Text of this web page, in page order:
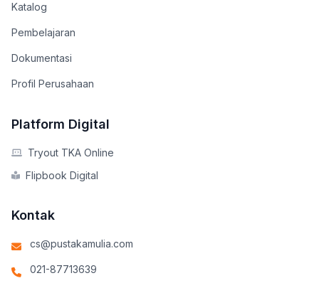
Katalog
Pembelajaran
Dokumentasi
Profil Perusahaan
Platform Digital
Tryout TKA Online
Flipbook Digital
Kontak
cs@pustakamulia.com
021-87713639